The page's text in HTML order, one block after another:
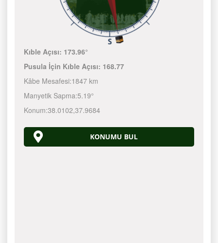
Kıble Açısı: 173.96°
Pusula İçin Kıble Açısı: 168.77
Kâbe Mesafesi:1847 km
Manyetik Sapma:5.19°
Konum:38.0102,37.9684
KONUMU BUL